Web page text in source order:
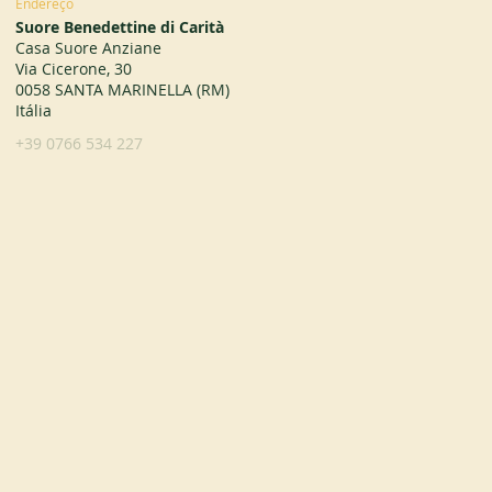
Suore Benedettine di Carità
Casa Suore Anziane
Via Cicerone, 30
0058 SANTA MARINELLA (RM)
Itália
+39 0766 534 227